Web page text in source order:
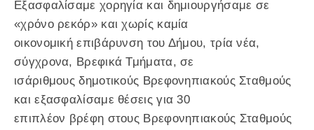
Εξασφαλίσαμε χορηγία και δημιουργήσαμε σε
«χρόνο ρεκόρ» και χωρίς καμία
οικονομική επιβάρυνση του Δήμου, τρία νέα,
σύγχρονα, Βρεφικά Τμήματα, σε
ισάριθμους δημοτικούς Βρεφονηπιακούς Σταθμούς
και εξασφαλίσαμε θέσεις για 30
επιπλέον βρέφη στους Βρεφονηπιακούς Σταθμούς